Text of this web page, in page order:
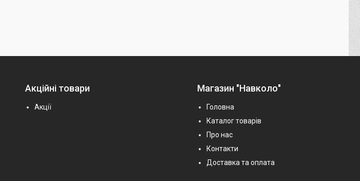
Акційні товари
Акції
Магазин "Навколо"
Головна
Каталог товарів
Про нас
Контакти
Доставка та оплата